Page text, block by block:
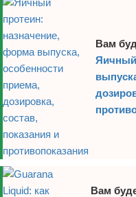
Вам
Яичный
Вам